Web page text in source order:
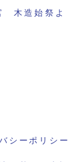
木造始祭よ
シーポリシー